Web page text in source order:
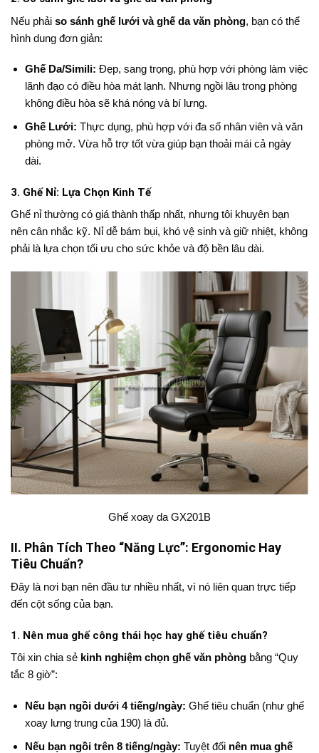
Nếu phải so sánh ghế lưới và ghế da văn phòng, bạn có thể
hình dung đơn giản:
Ghế Da/Simili: Đẹp, sang trọng, phù hợp với phòng làm việc
lãnh đạo có điều hòa mát lạnh. Nhưng ngồi lâu trong phòng
không điều hòa sẽ khá nóng và bí lưng.
Ghế Lưới: Thực dụng, phù hợp với đa số nhân viên và văn
phòng mở. Vừa hỗ trợ tốt vừa giúp bạn thoải mái cả ngày
dài.
3. Ghế Nỉ: Lựa Chọn Kinh Tế
Ghế nỉ thường có giá thành thấp nhất, nhưng tôi khuyên bạn
nên cân nhắc kỹ. Nỉ dễ bám bụi, khó vệ sinh và giữ nhiệt, không
phải là lựa chọn tối ưu cho sức khỏe và độ bền lâu dài.
Ghế xoay da GX201B
II. Phân Tích Theo “Năng Lực”: Ergonomic Hay
Tiêu Chuẩn?
Đây là nơi bạn nên đầu tư nhiều nhất, vì nó liên quan trực tiếp
đến cột sống của bạn.
1. Nên mua ghế công thái học hay ghế tiêu chuẩn?
Tôi xin chia sẻ kinh nghiệm chọn ghế văn phòng bằng “Quy
tắc 8 giờ”:
Nếu bạn ngồi dưới 4 tiếng/ngày: Ghế tiêu chuẩn (như ghế
xoay lưng trung của 190) là đủ.
Nếu bạn ngồi trên 8 tiếng/ngày: Tuyệt đối nên mua ghế